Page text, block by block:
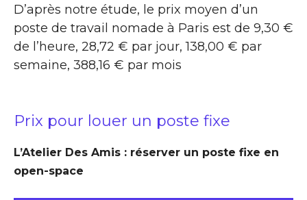
D’après notre étude, le prix moyen d’un
poste de travail nomade à Paris est de 9,30 €
de l’heure, 28,72 € par jour, 138,00 € par
semaine, 388,16 € par mois
Prix pour louer un poste fixe
L’Atelier Des Amis : réserver un poste fixe en
open-space